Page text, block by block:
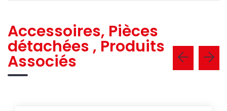
Accessoires, Pièces
détachées , Produits
Associés